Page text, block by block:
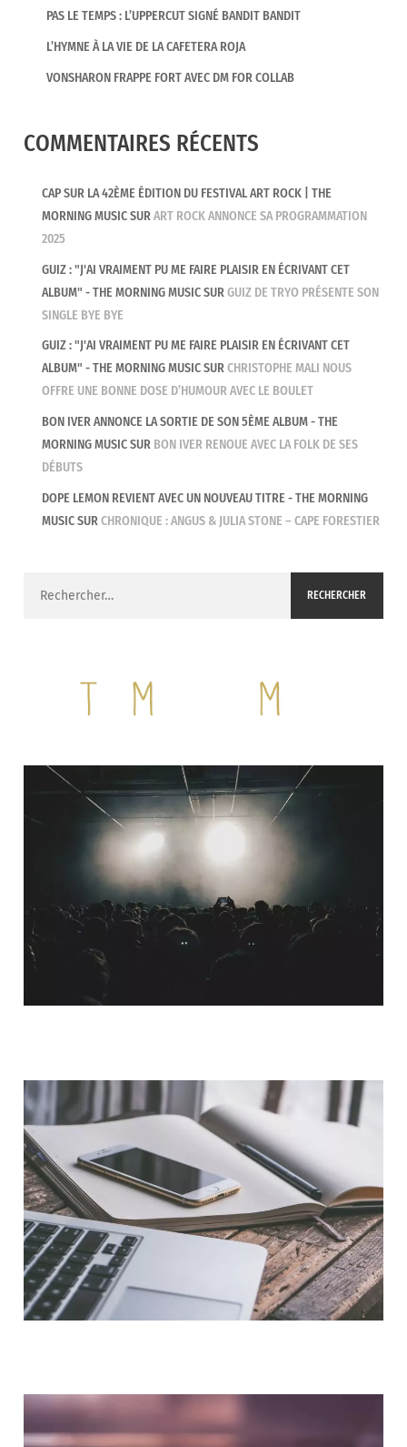
PAS LE TEMPS : L’UPPERCUT SIGNÉ BANDIT BANDIT
L’HYMNE À LA VIE DE LA CAFETERA ROJA
VONSHARON FRAPPE FORT AVEC DM FOR COLLAB
COMMENTAIRES RÉCENTS
CAP SUR LA 42ÈME ÉDITION DU FESTIVAL ART ROCK | THE
MORNING MUSICSURART ROCK ANNONCE SA PROGRAMMATION
2025
GUIZ : "J'AI VRAIMENT PU ME FAIRE PLAISIR EN ÉCRIVANT CET
ALBUM" - THE MORNING MUSICSURGUIZ DE TRYO PRÉSENTE SON
SINGLE BYE BYE
GUIZ : "J'AI VRAIMENT PU ME FAIRE PLAISIR EN ÉCRIVANT CET
ALBUM" - THE MORNING MUSICSURCHRISTOPHE MALI NOUS
OFFRE UNE BONNE DOSE D’HUMOUR AVEC LE BOULET
BON IVER ANNONCE LA SORTIE DE SON 5ÈME ALBUM - THE
MORNING MUSICSUR BON IVER RENOUE AVEC LA FOLK DE SES
DÉBUTS
DOPE LEMON REVIENT AVEC UN NOUVEAU TITRE - THE MORNING
MUSICSURCHRONIQUE : ANGUS & JULIA STONE – CAPE FORESTIER